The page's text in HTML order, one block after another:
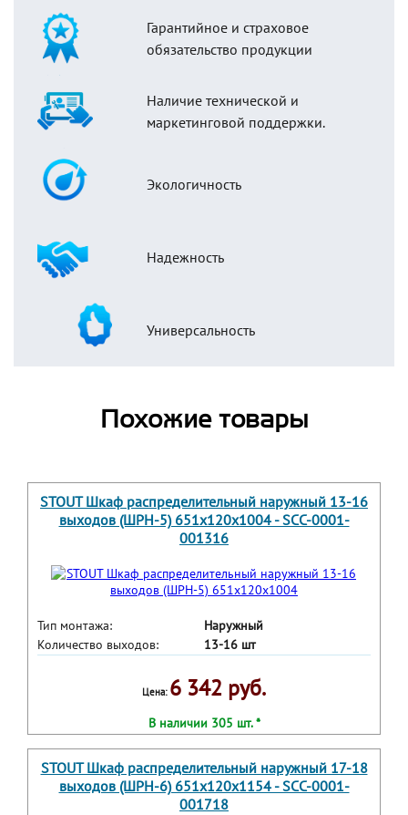
Гарантийное и страховое
обязательство продукции
Наличие технической и
маркетинговой поддержки.
Экологичность
Надежность
Универсальность
Похожие товары
STOUT Шкаф распределительный наружный 13-16
выходов (ШРН-5) 651х120х1004 - SCC-0001-
001316
Тип монтажа:
Наружный
Количество выходов:
13-16 шт
Цена: 6 342 руб.
В наличии 305 шт. *
STOUT Шкаф распределительный наружный 17-18
выходов (ШРН-6) 651х120х1154 - SCC-0001-
001718